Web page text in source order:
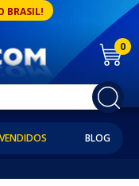
BRASIL!
0
BLOG